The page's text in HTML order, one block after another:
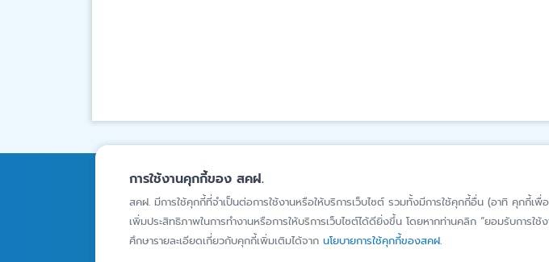
การคุ้มครองเงินฝาก
สถาบันการเงินภายใต้ความ
คุ้มครอง
ความรู้
บทความ
รู้จัก สคฝ.
บทบาท หน้าที่
การใช้งานคุกกี้ของ สคฝ.
สคฝ. มีการใช้คุกกี้ที่จำเป็นต่อการใช้งานหรือให้บริการเว็บไซต์ รวมทั้งมีการใช้คุกกี้อื่น (อาทิ คุกกี้เ
เพิ่มประสิทธิภาพในการทำงานหรือการให้บริการเว็บไซต์ได้ดียิ่งขึ้น โดยหากท่านคลิก “ยอมรับการ
ศึกษารายละเอียดเกี่ยวกับคุกกี้เพิ่มเติมได้จากนโยบายการใช้คุกกี้ของสคฝ.